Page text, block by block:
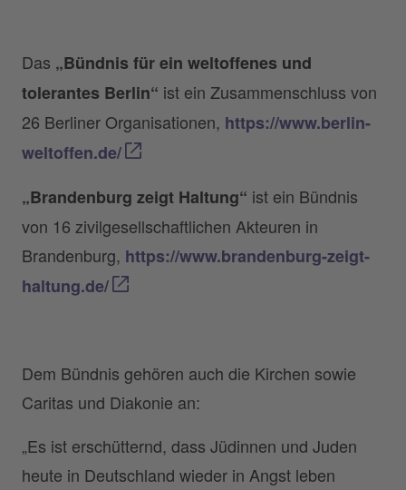
Das „Bündnis für ein weltoffenes und
tolerantes Berlin“ ist ein Zusammenschluss von
26 Berliner Organisationen, https://www.berlin-
weltoffen.de/
„Brandenburg zeigt Haltung“ ist ein Bündnis
von 16 zivilgesellschaftlichen Akteuren in
Brandenburg, https://www.brandenburg-zeigt-
haltung.de/
Dem Bündnis gehören auch die Kirchen sowie
Caritas und Diakonie an:
„Es ist erschütternd, dass Jüdinnen und Juden
heute in Deutschland wieder in Angst leben